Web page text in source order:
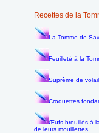
Recettes de la
La Tomme de
Feuilleté à la
Suprême de
Croquettes
Œufs brouillés à
de leurs mouillettes